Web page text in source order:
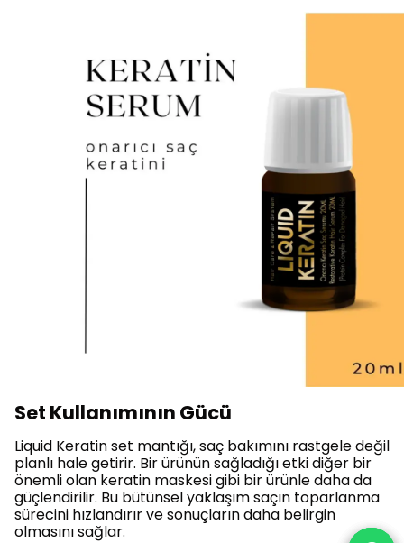
Set Kullanımının Gücü
Liquid Keratin set mantığı, saç bakımını rastgele değil
planlı hale getirir. Bir ürünün sağladığı etki diğer bir
önemli olan keratin maskesi gibi bir ürünle daha da
güçlendirilir. Bu bütünsel yaklaşım saçın toparlanma
sürecini hızlandırır ve sonuçların daha belirgin
olmasını sağlar.